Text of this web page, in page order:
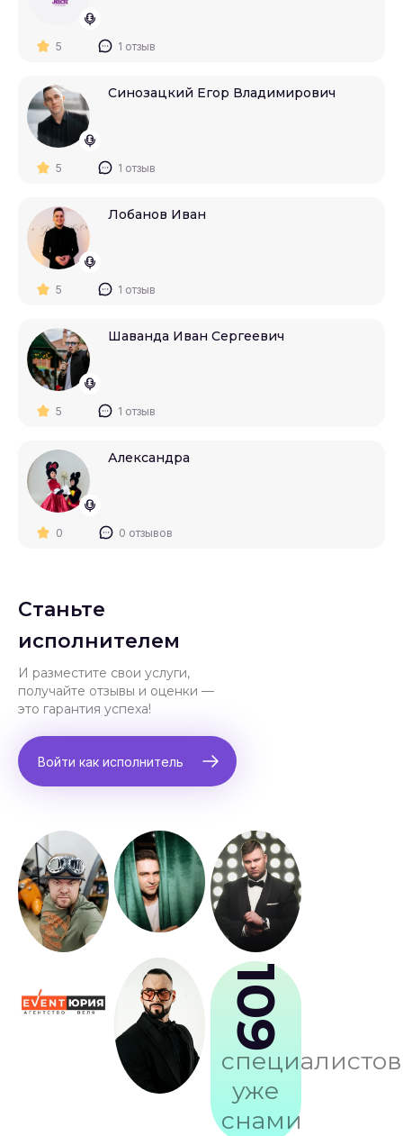
5 1 отзыв
Синозацкий Егор Владимирович
5 1 отзыв
Лобанов Иван
5 1 отзыв
Шаванда Иван Сергеевич
5 1 отзыв
Александра
0 0 отзывов
Станьте
исполнителем
И разместите свои услуги,
получайте отзывы и оценки —
это гарантия успеха!
Войти как исполнитель
109
специалистов
уже
снами